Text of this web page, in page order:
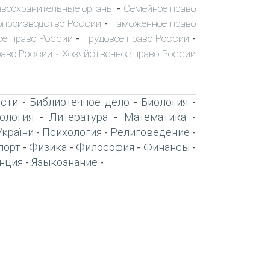
органы - Семейное право
России - Таможенное право
право России - Трудовое право России -
России - Хозяйственное право России
- Библиотечное дело - Биология -
- Литература - Математика -
- Психология - Религоведение -
- Физика - Философия - Финансы -
- Языкознание -